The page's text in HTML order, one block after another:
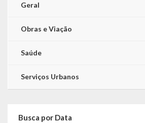
Geral
Obras e Viação
Saúde
Serviços Urbanos
Busca por Data